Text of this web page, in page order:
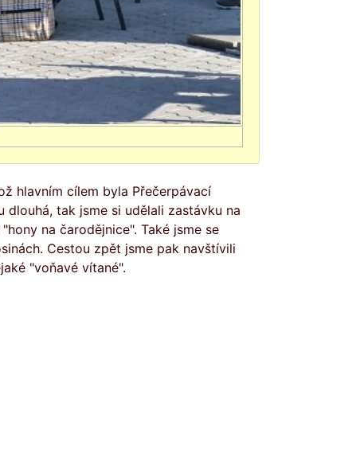
hlavním cílem byla Přečerpávací
tak jsme si udělali zastávku na
na čarodějnice". Také jsme se
Cestou zpět jsme pak navštívili
"voňavé vítané".